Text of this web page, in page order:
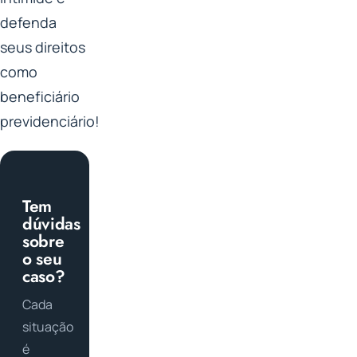
defenda
seus direitos
como
beneficiário
previdenciário!
Tem
dúvidas
sobre
o seu
caso?
Cada
situação
é